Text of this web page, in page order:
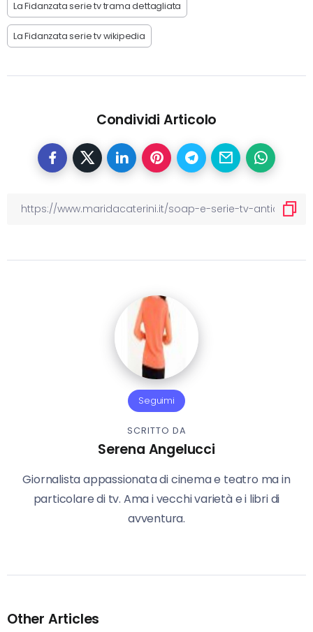
La Fidanzata serie tv trama dettagliata
La Fidanzata serie tv wikipedia
Condividi Articolo
Seguimi
SCRITTO DA
Serena Angelucci
Giornalista appassionata di cinema e teatro ma in
particolare di tv. Ama i vecchi varietà e i libri di
avventura.
Other Articles